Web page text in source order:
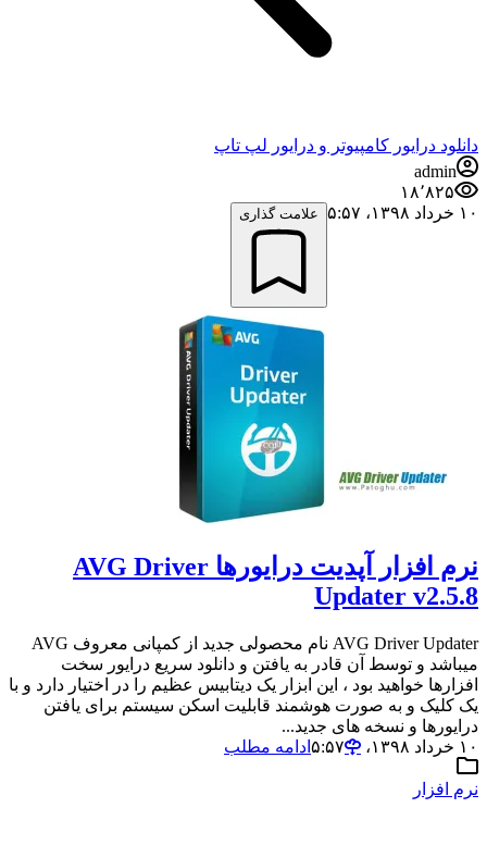
دانلود درایور کامپیوتر و درایور لپ تاپ
admin
۱۸٬۸۲۵
۱۰ خرداد ۱۳۹۸،‏ ۵:۵۷
علامت گذاری
نرم افزار آپدیت درایورها AVG Driver
Updater v2.5.8
AVG Driver Updater نام محصولی جدید از کمپانی معروف AVG
میباشد و توسط آن قادر به یافتن و دانلود سریع درایور سخت
افزارها خواهید بود ، این ابزار یک دیتابیس عظیم را در اختیار دارد و با
یک کلیک و به صورت هوشمند قابلیت اسکن سیستم برای یافتن
درایورها و نسخه های جدید...
۱۰ خرداد ۱۳۹۸،‏ ۵:۵۷
ادامه مطلب
نرم افزار